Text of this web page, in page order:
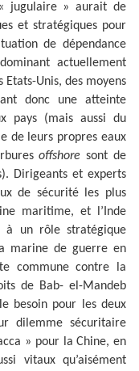
jugulaire » aurait de
et stratégiques pour
de dépendance
actuellement
Unis, des moyens
donc une atteinte
pays (mais aussi du
de leurs propres eaux
offshoresont de
Dirigeants et experts
de sécurité les plus
maritime, et l’Inde
à un rôle stratégique
marine de guerre en
commune contre la
de Bab- el-Mandeb
besoin pour les deux
dilemme sécuritaire
» pour la Chine, en
vitaux qu’aisément